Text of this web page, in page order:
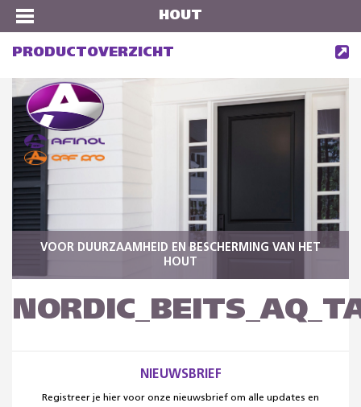
HOUT
PRODUCTOVERZICHT
VOOR DUURZAAMHEID EN BESCHERMING VAN HET
HOUT
NIEUWSBRIEF
Registreer je hier voor onze nieuwsbrief om alle updates en